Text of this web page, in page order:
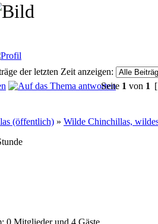
der letzten Zeit anzeigen:
Seite 1 von 1
(öffentlich) » Wilde Chinchillas,
0 Mitglieder und 4 Gäste